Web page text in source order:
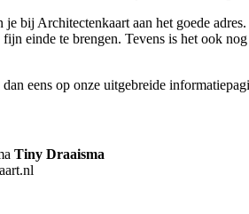
bij Architectenkaart aan het goede
einde te brengen. Tevens is het ook
eens op onze uitgebreide
Tiny Draaisma